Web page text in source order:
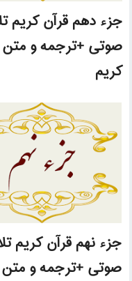
جزء دهم قرآن کریم
صوتی +ترجمه و متن
کریم
جزء نهم قرآن کریم
صوتی +ترجمه و متن